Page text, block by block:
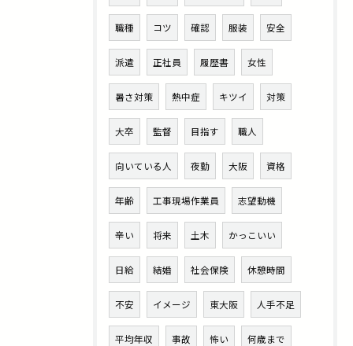
職種 コツ 確認 服装 安全
派遣 正社員 履歴書 女性
暑さ対策 熱中症 キツイ 対策
大卒 監督 目指す 職人
向いている人 夜勤 大阪 資格
年齢 工事現場作業員 志望動機
辛い 将来 土木 かっこいい
日給 結婚 社会保険 休憩時間
不安 イメージ 東大阪 人手不足
平均年収 事故 怖い 何歳まで